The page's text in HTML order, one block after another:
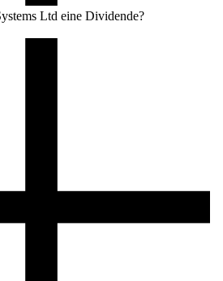
Ltd eine Dividende?